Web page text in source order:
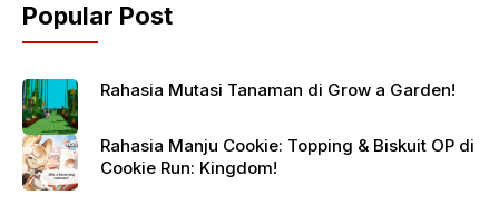
Popular Post
Rahasia Mutasi Tanaman di Grow a Garden!
Rahasia Manju Cookie: Topping & Biskuit OP di
Cookie Run: Kingdom!